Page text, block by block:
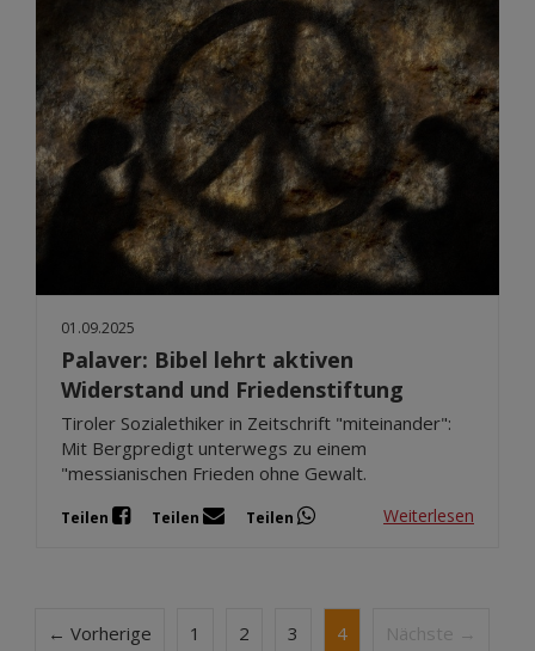
01.09.2025
Palaver: Bibel lehrt aktiven
Widerstand und Friedenstiftung
Tiroler Sozialethiker in Zeitschrift "miteinander":
Mit Bergpredigt unterwegs zu einem
"messianischen Frieden ohne Gewalt.
Teilen Teilen Teilen Weiterlesen
← Vorherige 1 2 3 4 Nächste →